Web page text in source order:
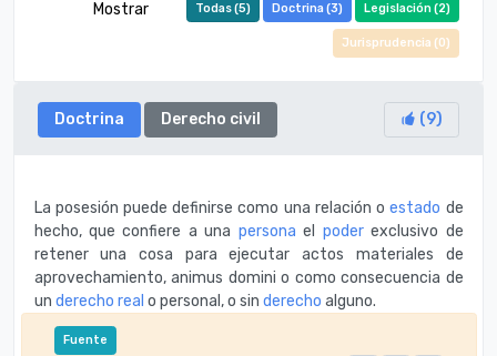
Mostrar Todas (5) Doctrina (3) Legislación (2)
Jurisprudencia (0)
Doctrina Derecho civil (9)
La posesión puede definirse como una relación oestado de
hecho, que confiere a una persona el poderexclusivo de
retener una cosa para ejecutar actos materiales de
aprovechamiento, animus domini o como consecuencia de
un derecho real o personal, o sin derecho alguno.
Fuente